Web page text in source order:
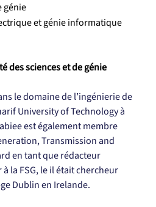
génie
et génie informatique
des sciences et de génie
le domaine de l’ingénierie de
University of Technology à
est également membre
Transmission and
en tant que rédacteur
la FSG, le il était chercheur
Dublin en Irelande.